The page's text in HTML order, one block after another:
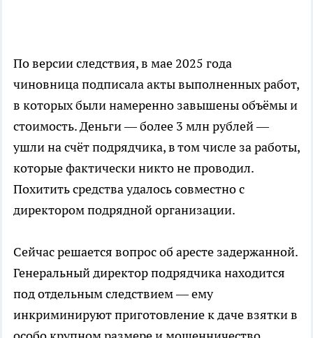
По версии следствия, в мае 2025 года
чиновница подписала акты выполненных работ,
в которых были намеренно завышены объёмы и
стоимость. Деньги — более 3 млн рублей —
ушли на счёт подрядчика, в том числе за работы,
которые фактически никто не проводил.
Похитить средства удалось совместно с
директором подрядной организации.
Сейчас решается вопрос об аресте задержанной.
Генеральный директор подрядчика находится
под отдельным следствием — ему
инкриминируют приготовление к даче взятки в